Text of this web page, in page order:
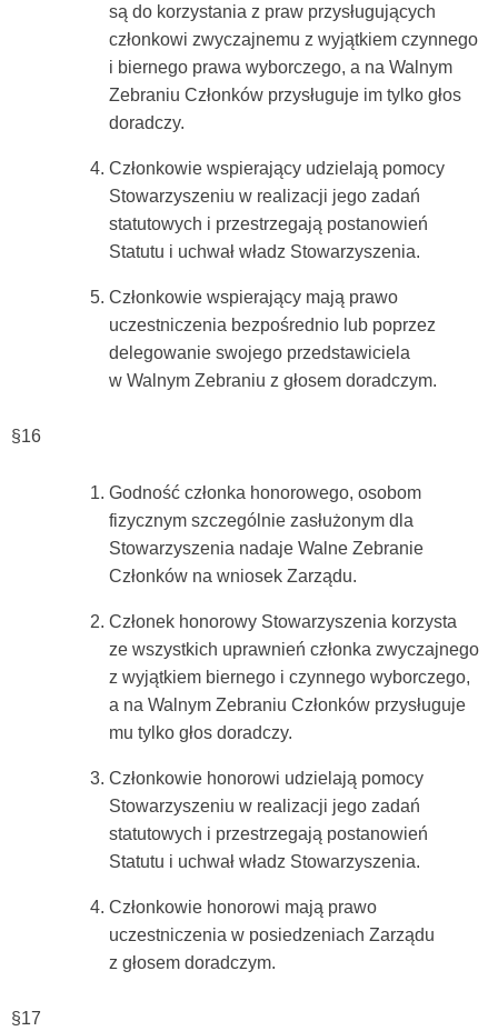
są do korzystania z praw przysługujących
członkowi zwyczajnemu z wyjątkiem czynnego
i biernego prawa wyborczego, a na Walnym
Zebraniu Członków przysługuje im tylko głos
doradczy.
Członkowie wspierający udzielają pomocy
Stowarzyszeniu w realizacji jego zadań
statutowych i przestrzegają postanowień
Statutu i uchwał władz Stowarzyszenia.
Członkowie wspierający mają prawo
uczestniczenia bezpośrednio lub poprzez
delegowanie swojego przedstawiciela
w Walnym Zebraniu z głosem doradczym.
§16
Godność członka honorowego, osobom
fizycznym szczególnie zasłużonym dla
Stowarzyszenia nadaje Walne Zebranie
Członków na wniosek Zarządu.
Członek honorowy Stowarzyszenia korzysta
ze wszystkich uprawnień członka zwyczajnego
z wyjątkiem biernego i czynnego wyborczego,
a na Walnym Zebraniu Członków przysługuje
mu tylko głos doradczy.
Członkowie honorowi udzielają pomocy
Stowarzyszeniu w realizacji jego zadań
statutowych i przestrzegają postanowień
Statutu i uchwał władz Stowarzyszenia.
Członkowie honorowi mają prawo
uczestniczenia w posiedzeniach Zarządu
z głosem doradczym.
§17